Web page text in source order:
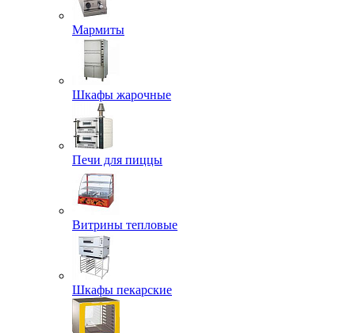
Мармиты
Шкафы жарочные
Печи для пиццы
Витрины тепловые
Шкафы пекарские